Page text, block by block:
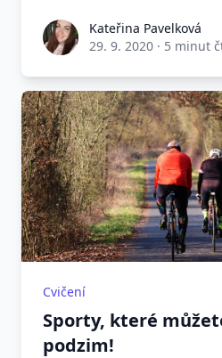
Kateřina Pavelková
29. 9. 2020 · 5 minut
Cvičení
Sporty, které
podzim!